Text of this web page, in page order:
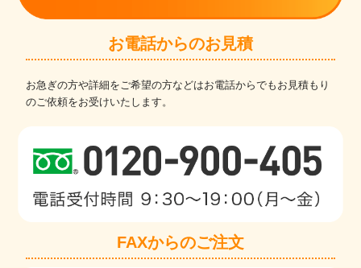
お電話からのお見積
お急ぎの方や詳細をご希望の方などはお電話からでもお見積もり
のご依頼をお受けいたします。
FAXからのご注文